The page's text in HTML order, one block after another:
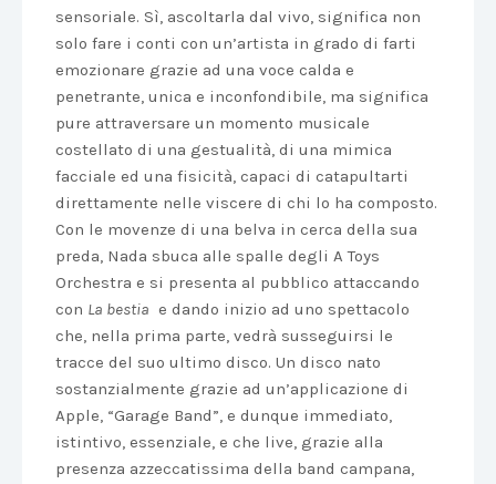
sensoriale. Sì, ascoltarla dal vivo, significa non
solo fare i conti con un’artista in grado di farti
emozionare grazie ad una voce calda e
penetrante, unica e inconfondibile, ma significa
pure attraversare un momento musicale
costellato di una gestualità, di una mimica
facciale ed una fisicità, capaci di catapultarti
direttamente nelle viscere di chi lo ha composto.
Con le movenze di una belva in cerca della sua
preda, Nada sbuca alle spalle degli A Toys
Orchestra e si presenta al pubblico attaccando
con La bestia e dando inizio ad uno spettacolo
che, nella prima parte, vedrà susseguirsi le
tracce del suo ultimo disco. Un disco nato
sostanzialmente grazie ad un’applicazione di
Apple, “Garage Band”, e dunque immediato,
istintivo, essenziale, e che live, grazie alla
presenza azzeccatissima della band campana,